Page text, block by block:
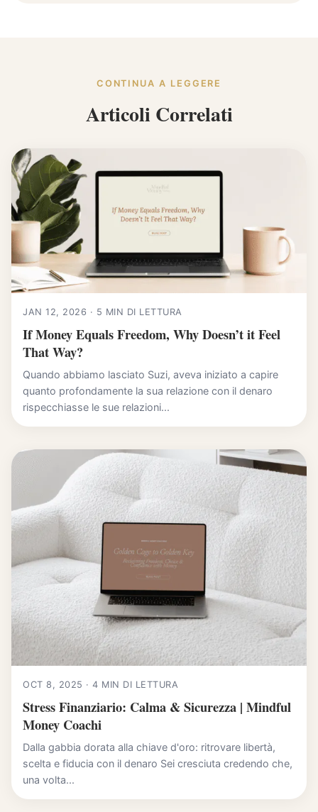
CONTINUA A LEGGERE
Articoli Correlati
JAN 12, 2026 · 5 MIN DI LETTURA
If Money Equals Freedom, Why Doesn’t it Feel
That Way?
Quando abbiamo lasciato Suzi, aveva iniziato a capire
quanto profondamente la sua relazione con il denaro
rispecchiasse le sue relazioni...
OCT 8, 2025 · 4 MIN DI LETTURA
Stress Finanziario: Calma & Sicurezza | Mindful
Money Coachi
Dalla gabbia dorata alla chiave d'oro: ritrovare libertà,
scelta e fiducia con il denaro Sei cresciuta credendo che,
una volta...